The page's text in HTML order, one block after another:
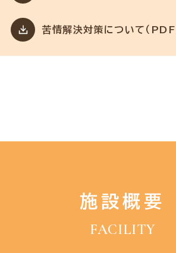
苦情解決対策について（PDF
施設概要
FACILITY